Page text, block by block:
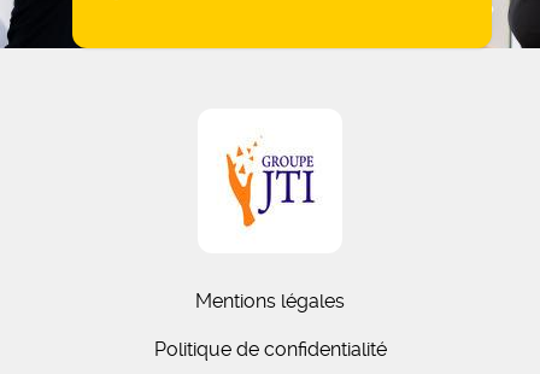
Mentions légales
Politique de confidentialité